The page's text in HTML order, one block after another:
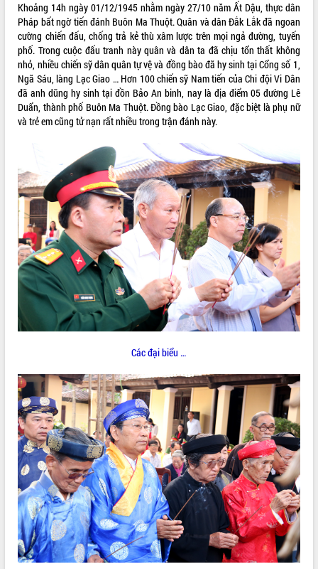
VIDEO
Lễ truy tặng danh hiệu “Bà Mẹ Việt
Nam Anh hùng” và trao Huân chương
Lao động
UBND tỉnh Đắk Lắk triển khai nhiệm
vụ 6 tháng cuối năm 2026
Kỳ họp thứ Hai, Hội đồng nhân dân
tỉnh khóa XI quyết nghị nhiều nội dung
quan trọng
Triết thăm, tặng quà người có công với
cách mạng
Rà soát, hoàn thiện hệ thống thiết chế
văn hóa, thể thao đáp ứng yêu cầu
phát triển mới
Thường trực HĐND tỉnh Đắk Lắk gặp
mặt Đoàn chuyên gia y tế TP. Hồ Chí
Minh
Lễ truy điệu và an táng hài cốt liệt sĩ
tại Nghĩa trang Liệt sĩ xã Sơn Hòa
Bàn giải pháp tháo gỡ khó khăn trong
xuất khẩu sầu riêng và triển khai quy
định EUDR
Thứ trưởng Bộ Nông nghiệp và Môi
ALBUM ẢNH
LIÊN KẾT WEB
THỐNG KÊ TRUY CẬP
Hôm nay: 4958
Khoảng 14h ngày 01/12/1945 nhằm ngày 27/10 năm Ất Dậu, thực dân
Pháp bất ngờ tiến đánh Buôn Ma Thuột. Quân và dân Đắk Lắk đã ngoan
cường chiến đấu, chống trả kẻ thù xâm lược trên mọi ngả đường, tuyến
phố. Trong cuộc đấu tranh này quân và dân ta đã chịu tổn thất không
nhỏ, nhiều chiến sỹ dân quân tự vệ và đồng bào đã hy sinh tại Cổng số 1,
Ngã Sáu, làng Lạc Giao … Hơn 100 chiến sỹ Nam tiến của Chi đội Vi Dân
đã anh dũng hy sinh tại đồn Bảo An binh, nay là địa điểm 05 đường Lê
Duẩn, thành phố Buôn Ma Thuột. Đồng bào Lạc Giao, đặc biệt là phụ nữ
và trẻ em cũng tử nạn rất nhiều trong trận đánh này.
Các đại biểu …